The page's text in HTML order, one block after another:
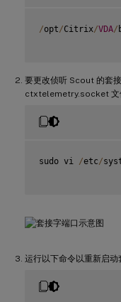
/opt/Citrix/VDA/
要更改侦听 Scout 的套
ctxtelemetry.socket 文
sudo vi /etc/
运行以下命令以重新启动